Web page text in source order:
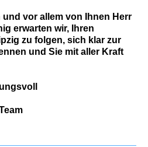
vor allem von Ihnen Herr
erwarten wir, Ihren
zu folgen, sich klar zur
und Sie mit aller Kraft